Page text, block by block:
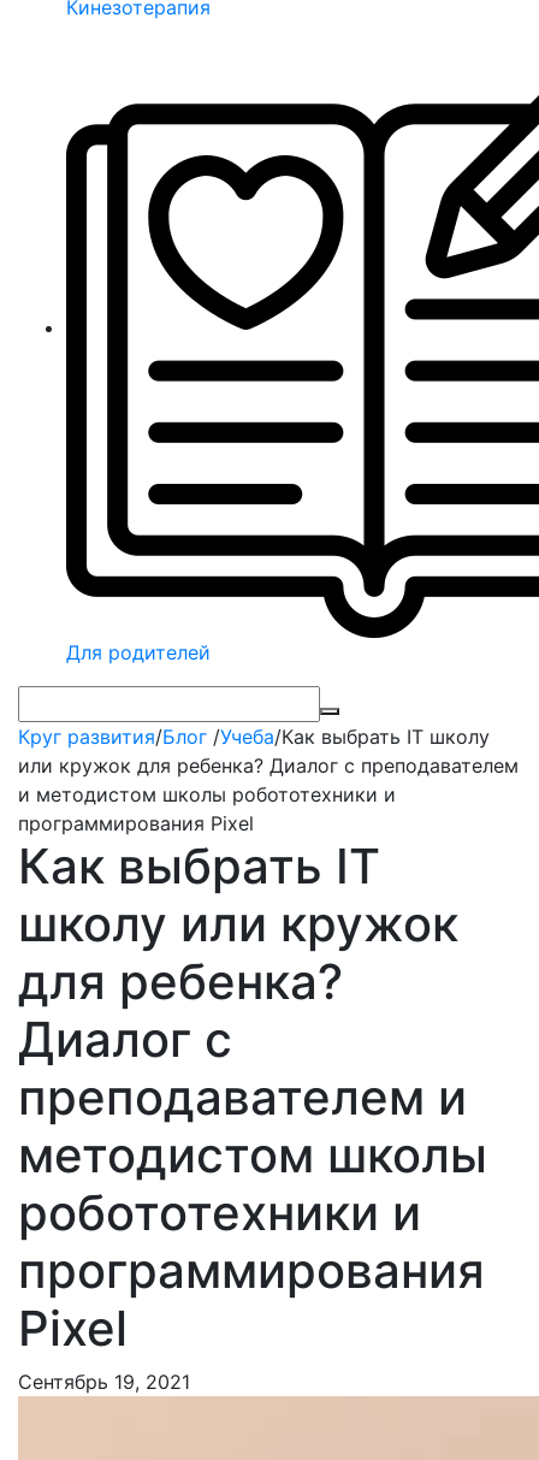
Кинезотерапия
Для родителей
Круг развития/Блог /Учеба/Как выбрать IT школу
или кружок для ребенка? Диалог с преподавателем
и методистом школы робототехники и
программирования Pixel
Как выбрать IT
школу или кружок
для ребенка?
Диалог с
преподавателем и
методистом школы
робототехники и
программирования
Pixel
Сентябрь 19, 2021